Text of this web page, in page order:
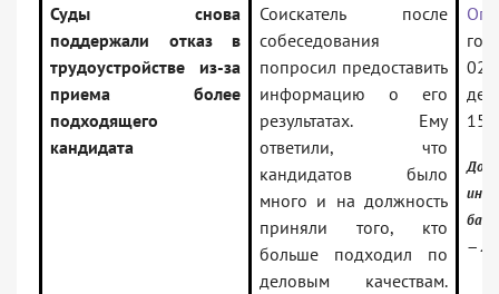
Суды снова
поддержали отказ в
трудоустройстве из-за
приема более
подходящего
кандидата
Соискатель после
собеседования
попросил предоставить
информацию о его
результатах. Ему
ответили, что
кандидатов было
много и на должность
приняли того, кто
больше подходил по
деловым качествам.
го
— 2